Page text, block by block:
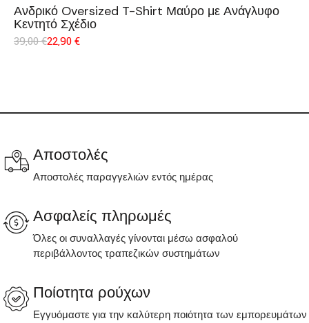
Ανδρικό Oversized T-Shirt Μαύρο με Ανάγλυφο
Κεντητό Σχέδιο
39,00€22,90€
Αποστολές
Αποστολές παραγγελιών εντός ημέρας
Ασφαλείς πληρωμές
Όλες οι συναλλαγές γίνονται μέσω ασφαλού
περιβάλλοντος τραπεζικών συστημάτων
Ποίοτητα ρούχων
Εγγυόμαστε για την καλύτερη ποιότητα των εμπορευμάτων